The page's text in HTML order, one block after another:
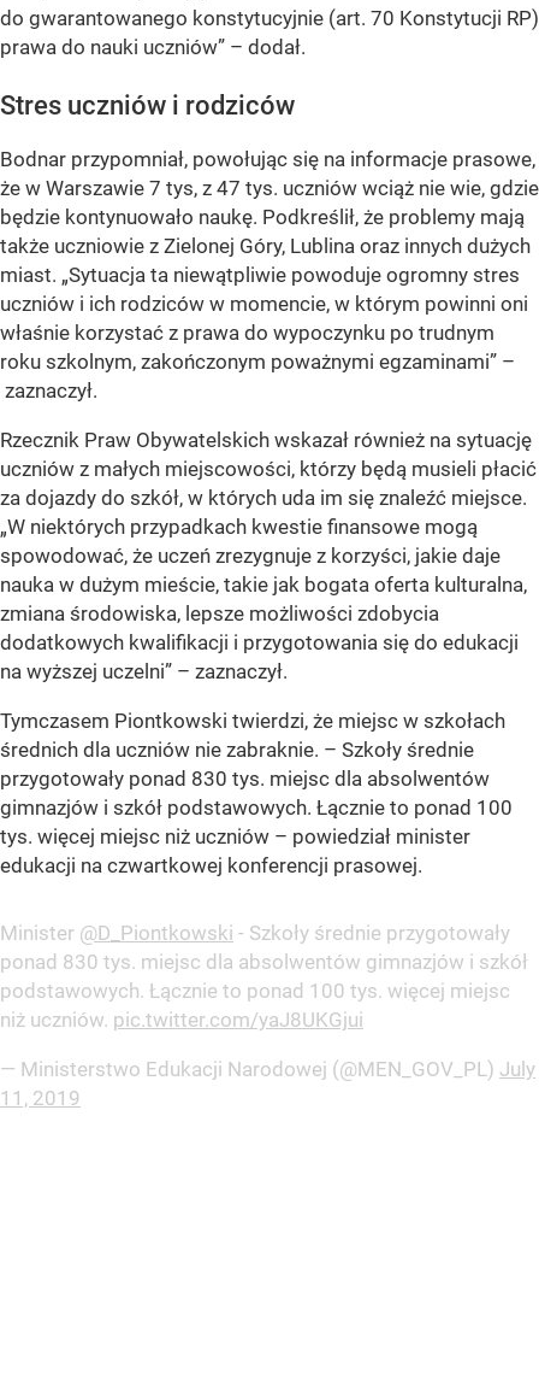
do gwarantowanego konstytucyjnie (art. 70 Konstytucji RP)
prawa do nauki uczniów” – dodał.
Stres uczniów i rodziców
Bodnar przypomniał, powołując się na informacje prasowe,
że w Warszawie 7 tys, z 47 tys. uczniów wciąż nie wie, gdzie
będzie kontynuowało naukę. Podkreślił, że problemy mają
także uczniowie z Zielonej Góry, Lublina oraz innych dużych
miast. „Sytuacja ta niewątpliwie powoduje ogromny stres
uczniów i ich rodziców w momencie, w którym powinni oni
właśnie korzystać z prawa do wypoczynku po trudnym
roku szkolnym, zakończonym poważnymi egzaminami” –
zaznaczył.
Rzecznik Praw Obywatelskich wskazał również na sytuację
uczniów z małych miejscowości, którzy będą musieli płacić
za dojazdy do szkół, w których uda im się znaleźć miejsce.
„W niektórych przypadkach kwestie finansowe mogą
spowodować, że uczeń zrezygnuje z korzyści, jakie daje
nauka w dużym mieście, takie jak bogata oferta kulturalna,
zmiana środowiska, lepsze możliwości zdobycia
dodatkowych kwalifikacji i przygotowania się do edukacji
na wyższej uczelni” – zaznaczył.
Tymczasem Piontkowski twierdzi, że miejsc w szkołach
średnich dla uczniów nie zabraknie. – Szkoły średnie
przygotowały ponad 830 tys. miejsc dla absolwentów
gimnazjów i szkół podstawowych. Łącznie to ponad 100
tys. więcej miejsc niż uczniów – powiedział minister
edukacji na czwartkowej konferencji prasowej.
Minister @D_Piontkowski - Szkoły średnie przygotowały
ponad 830 tys. miejsc dla absolwentów gimnazjów i szkół
podstawowych. Łącznie to ponad 100 tys. więcej miejsc
niż uczniów. pic.twitter.com/yaJ8UKGjui
— Ministerstwo Edukacji Narodowej (@MEN_GOV_PL) July
11, 2019